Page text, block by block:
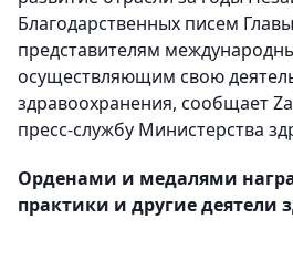
Благодарственных писем
представителям
осуществляющим свою
здравоохранения, сообщает
пресс-службу Министерства
Орденами и медалями
практики и другие деятели